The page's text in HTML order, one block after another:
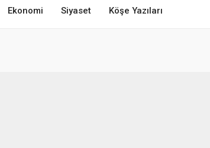
Ekonomi Siyaset Köşe Yazıları